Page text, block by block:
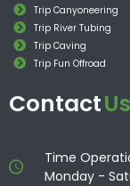
Trip Canyoneering
Trip River Tubing
Trip Caving
Trip Fun Offroad
ContactUs
Time
Monday -